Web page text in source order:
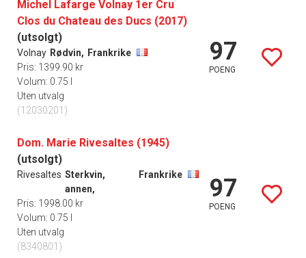
Michel Lafarge Volnay 1er Cru
Clos du Chateau des Ducs (2017)
(utsolgt)
Volnay Rødvin, Frankrike
Pris: 1399.90 kr
Volum: 0.75 l
Uten utvalg
(12030201)
97
POENG
Dom. Marie Rivesaltes (1945)
(utsolgt)
Rivesaltes Sterkvin,
annen,
Frankrike
Pris: 1998.00 kr
Volum: 0.75 l
Uten utvalg
(8340801)
97
POENG